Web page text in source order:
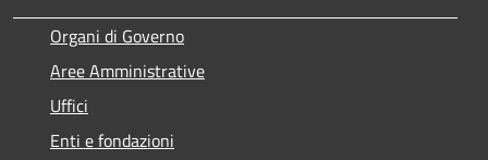
Organi di Governo
Aree Amministrative
Uffici
Enti e fondazioni